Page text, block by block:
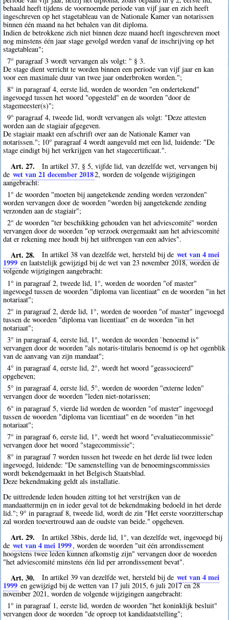
behaald heeft tijdens de voornoemde periode van vijf jaar en zich heeft
ingeschreven op het stagetableau van de Nationale Kamer van notarissen
binnen één maand na het behalen van dit diploma.
Indien de betrokkene zich niet binnen deze maand heeft ingeschreven moet
nog minstens één jaar stage gevolgd worden vanaf de inschrijving op het
stagetableau";
7° paragraaf 3 wordt vervangen als volgt: " § 3.
De stage dient verricht te worden binnen een periode van vijf jaar en kan
voor een maximale duur van twee jaar onderbroken worden.";
8° in paragraaf 4, eerste lid, worden de woorden "en ondertekend"
ingevoegd tussen het woord "opgesteld" en de woorden "door de
stagemeester(s)";
9° paragraaf 4, tweede lid, wordt vervangen als volgt: "Deze attesten
worden aan de stagiair afgegeven.
De stagiair maakt een afschrift over aan de Nationale Kamer van
notarissen."; 10° paragraaf 4 wordt aangevuld met een lid, luidende: "De
stage eindigt bij het verkrijgen van het stagecertificaat.".
Art. 27.
In artikel 37, § 5, vijfde lid, van dezelfde wet, vervangen bij
de wet van 21 december 20182, worden de volgende wijzigingen
aangebracht:
1° de woorden "moeten bij aangetekende zending worden verzonden"
worden vervangen door de woorden "worden bij aangetekende zending
verzonden aan de stagiair";
2° de woorden "ter beschikking gehouden van het adviescomité" worden
vervangen door de woorden "op verzoek overgemaakt aan het adviescomité
dat er rekening mee houdt bij het uitbrengen van een advies".
Art. 28. In artikel 38 van dezelfde wet, hersteld bij de wet van 4 mei
1999 en laatstelijk gewijzigd bij de wet van 23 november 2018, worden de
volgende wijzigingen aangebracht:
1° in paragraaf 2, tweede lid, 1°, worden de woorden "of master"
ingevoegd tussen de woorden "diploma van licentiaat" en de woorden "in het
notariaat";
2° in paragraaf 2, derde lid, 1°, worden de woorden "of master" ingevoegd
tussen de woorden "diploma van licentiaat" en de woorden "in het
notariaat";
3° in paragraaf 4, eerste lid, 1°, worden de woorden `benoemd is"
vervangen door de woorden "als notaris-titularis benoemd is op het ogenblik
van de aanvang van zijn mandaat";
4° in paragraaf 4, eerste lid, 2°, wordt het woord "geassocieerd"
opgeheven;
5° in paragraaf 4, eerste lid, 5°, worden de woorden "externe leden"
vervangen door de woorden "leden niet-notarissen;
6° in paragraaf 5, vierde lid worden de woorden "of master" ingevoegd
tussen de woorden "diploma van licentiaat" en de woorden "in het
notariaat";
7° in paragraaf 6, eerste lid, 1°, wordt het woord "evaluatiecommissie"
vervangen door het woord "stagecommissie";
8° in paragraaf 7 worden tussen het tweede en het derde lid twee leden
ingevoegd, luidende: "De samenstelling van de benoemingscommissies
wordt bekendgemaakt in het Belgisch Staatsblad.
Deze bekendmaking geldt als installatie.
De uittredende leden houden zitting tot het verstrijken van de
mandaattermijn en in ieder geval tot de bekendmaking bedoeld in het derde
lid."; 9° in paragraaf 8, tweede lid, wordt de zin "Het eerste voorzitterschap
zal worden toevertrouwd aan de oudste van beide." opgeheven.
Art. 29.
In artikel 38bis, derde lid, 1°, van dezelfde wet, ingevoegd bij
de wet van 4 mei 1999, worden de woorden "uit één arrondissement
hoogstens twee leden kunnen afkomstig zijn" vervangen door de woorden
"het adviescomité minstens één lid per arrondissement bevat".
Art. 30. In artikel 39 van dezelfde wet, hersteld bij de wet van 4 mei
1999 en gewijzigd bij de wetten van 17 juli 2015, 6 juli 2017 en 28
november 2021, worden de volgende wijzigingen aangebracht:
1° in paragraaf 1, eerste lid, worden de woorden "het koninklijk besluit"
vervangen door de woorden "de oproep tot kandidaatstelling";